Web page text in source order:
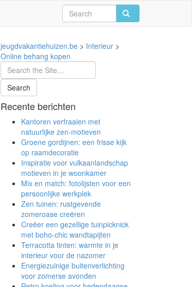
jeugdvakantiehuizen.be > Interieur >
Online behang kopen
Recente berichten
Kantoren verfraaien met
natuurlijke zen-motieven
Groene gordijnen: een frisse kijk
op raamdecoratie
Inspiratie voor vulkaanlandschap
motieven in je woonkamer
Mix en match: fotolijsten voor een
persoonlijke werkplek
Zen tuinen: rustgevende
zomeroase creëren
Creëer een gezellige tuinpicknick
met boho-chic wandtapijten
Terracotta tinten: warmte in je
interieur voor de nazomer
Energiezuinige buitenverlichting
voor zomerse avonden